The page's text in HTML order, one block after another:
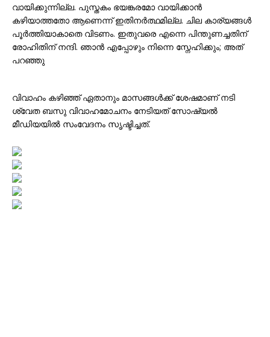
വായിക്കുന്നില്ല. പുസ്തകം ഭയങ്കരമോ വായിക്കാൻ
കഴിയാത്തതോ ആണെന്ന് ഇതിനർത്ഥമില്ല. ചില കാര്യങ്ങൾ
പൂർത്തിയാകാതെ വിടണം. ഇതുവരെ എന്നെ പിന്തുണച്ചതിന്
രോഹിതിന് നന്ദി. ഞാൻ എപ്പോഴും നിന്നെ സ്നേഹിക്കും; അത്
പറഞ്ഞു
വിവാഹം കഴിഞ്ഞ് ഏതാനും മാസങ്ങൾക്ക് ശേഷമാണ് നടി
ശ്വേത ബസു വിവാഹമോചനം നേടിയത് സോഷ്യൽ
മീഡിയയിൽ സംവേദനം സൃഷ്ടിച്ചത്.